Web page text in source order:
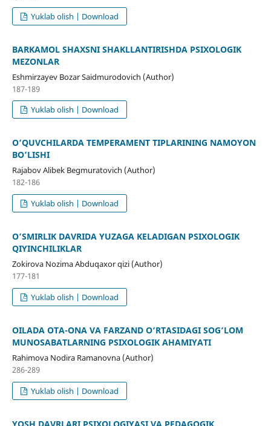
Yuklab olish | Download
BARKAMOL SHAXSNI SHAKLLANTIRISHDA PSIXOLOGIK
MEZONLAR
Eshmirzayev Bozar Saidmurodovich (Author)
187-189
Yuklab olish | Download
O’QUVCHILARDA TEMPERAMENT TIPLARINING NAMOYON
BO’LISHI
Rajabov Alibek Begmuratovich (Author)
182-186
Yuklab olish | Download
O’SMIRLIK DAVRIDA YUZAGA KELADIGAN PSIXOLOGIK
QIYINCHILIKLAR
Zokirova Nozima Abduqaxor qizi (Author)
177-181
Yuklab olish | Download
OILADA OTA-ONA VA FARZAND O‘RTASIDAGI SOG‘LOM
MUNOSABATLARNING PSIXOLOGIK AHAMIYATI
Rahimova Nodira Ramanovna (Author)
286-289
Yuklab olish | Download